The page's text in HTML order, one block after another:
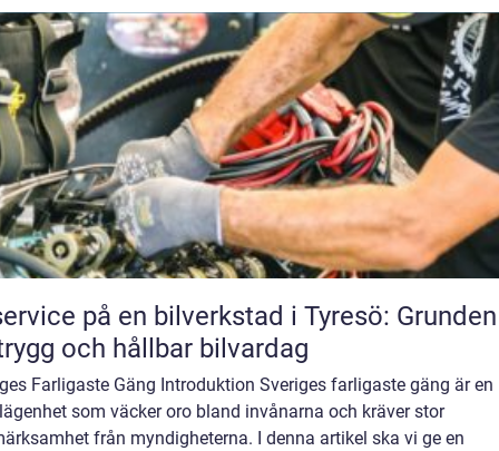
på en bilverkstad i Tyresö:
och hållbar bilvardag
Farligaste Gäng Introduktion Sveriges farligaste gäng är en
som väcker oro bland invånarna och kräver stor
från myndigheterna. I denna artikel ska vi ge en